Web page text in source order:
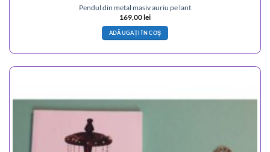
Pendul din metal masiv auriu pe lant
169,00lei
ADĂUGAȚI ÎN COȘ